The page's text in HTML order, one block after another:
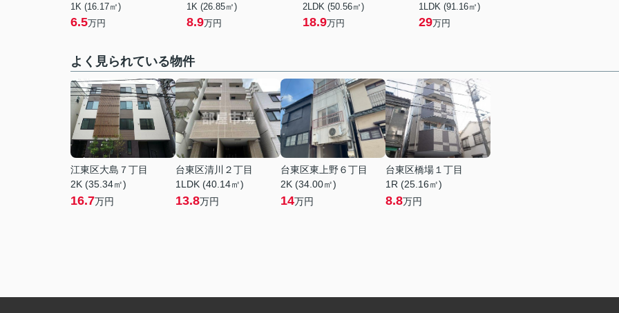
1K (16.17㎡)
6.5万円
1K (26.85㎡)
8.9万円
2LDK (50.56㎡)
18.9万円
1LDK (91.16㎡)
29万円
よく見られている物件
江東区大島７丁目
2K (35.34㎡)
16.7万円
台東区清川２丁目
1LDK (40.14㎡)
13.8万円
台東区東上野６丁目
2K (34.00㎡)
14万円
台東区橋場１丁目
1R (25.16㎡)
8.8万円